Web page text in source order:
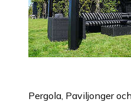
Pergola, Paviljonger